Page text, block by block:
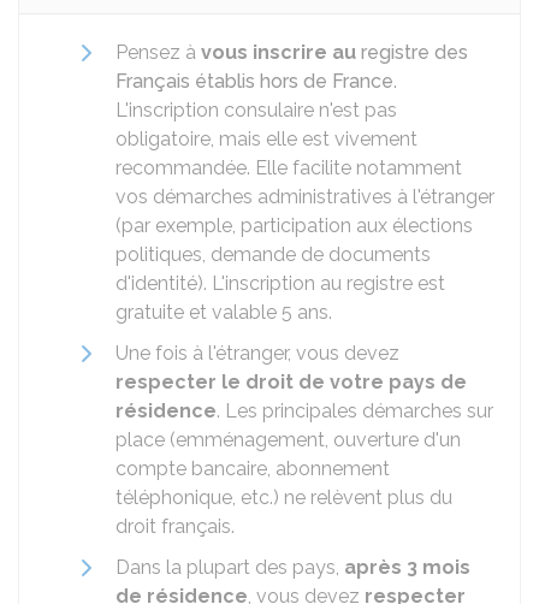
Pensez à vous inscrire au registre des
Français établis hors de France.
L'inscription consulaire n'est pas
obligatoire, mais elle est vivement
recommandée. Elle facilite notamment
vos démarches administratives à l'étranger
(par exemple, participation aux élections
politiques, demande de documents
d'identité). L'inscription au registre est
gratuite et valable 5 ans.
Une fois à l'étranger, vous devez
respecter le droit de votre pays de
résidence. Les principales démarches sur
place (emménagement, ouverture d'un
compte bancaire, abonnement
téléphonique, etc.) ne relèvent plus du
droit français.
Dans la plupart des pays, après 3 mois
de résidence, vous devez respecter